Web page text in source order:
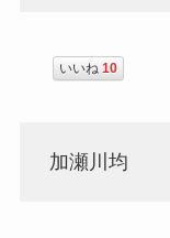
いいね10
加瀬川均